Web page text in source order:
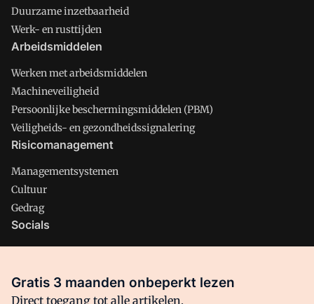
Duurzame inzetbaarheid
Werk- en rusttijden
Arbeidsmiddelen
Werken met arbeidsmiddelen
Machineveiligheid
Persoonlijke beschermingsmiddelen (PBM)
Veiligheids- en gezondheidssignalering
Risicomanagement
Managementsystemen
Cultuur
Gedrag
Socials
Facebook
Gratis 3 maanden onbeperkt lezen
Direct toegang tot alle artikelen,